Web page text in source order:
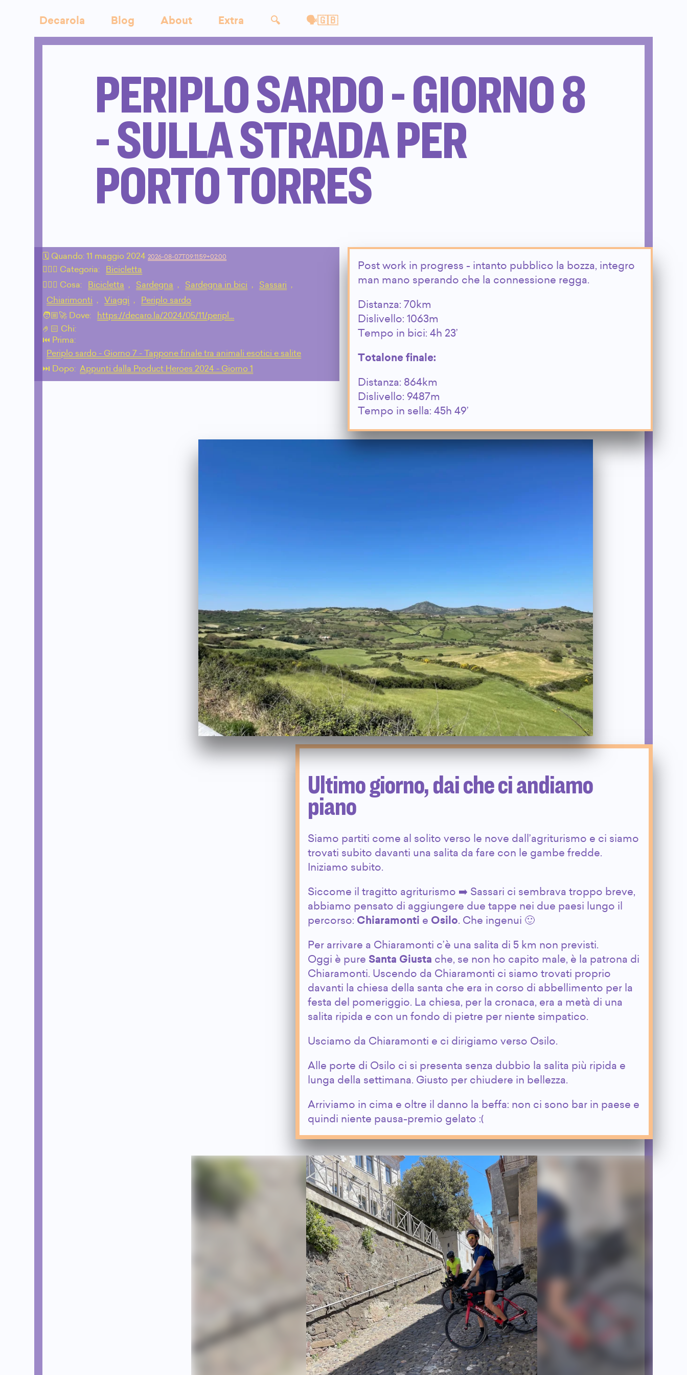
Decarola Blog About Extra 🔍 🗣🇬🇧
PERIPLO SARDO - GIORNO 8
- SULLA STRADA PER
PORTO TORRES
🗓 Quando:11 maggio 2024 2026-08-07T09:11:59+02:00
🙇🏻‍♂️ Categoria:
Bicicletta
💁🏼‍♂️ Cosa:
Bicicletta , Sardegna , Sardegna in bici , Sassari
,
Chiarimonti
, Viaggi ,
Periplo sardo
🧑🏼‍🚀 Dove:
https://decaro.la/2024/05/11/peripl…
🤌🏻 Chi:
⏮️ Prima:
Periplo sardo - Giorno 7 - Tappone finale tra animali esotici e salite
⏭️ Dopo: Appunti dalla Product Heroes 2024 - Giorno 1
Post work in progress - intanto pubblico la bozza, integro
man mano sperando che la connessione regga.
Distanza: 70km
Dislivello: 1063m
Tempo in bici: 4h 23’
Totalone finale:
Distanza: 864km
Dislivello: 9487m
Tempo in sella: 45h 49’
Ultimo giorno, dai che ci andiamo
piano
Siamo partiti come al solito verso le nove dall’agriturismo e ci siamo
trovati subito davanti una salita da fare con le gambe fredde.
Iniziamo subito.
Siccome il tragitto agriturismo ➡️ Sassari ci sembrava troppo breve,
abbiamo pensato di aggiungere due tappe nei due paesi lungo il
percorso: Chiaramonti e Osilo. Che ingenui 🙂
Per arrivare a Chiaramonti c’è una salita di 5 km non previsti.
Oggi è pure Santa Giusta che, se non ho capito male, è la patrona di
Chiaramonti. Uscendo da Chiaramonti ci siamo trovati proprio
davanti la chiesa della santa che era in corso di abbellimento per la
festa del pomeriggio. La chiesa, per la cronaca, era a metà di una
salita ripida e con un fondo di pietre per niente simpatico.
Usciamo da Chiaramonti e ci dirigiamo verso Osilo.
Alle porte di Osilo ci si presenta senza dubbio la salita più ripida e
lunga della settimana. Giusto per chiudere in bellezza.
Arriviamo in cima e oltre il danno la beffa: non ci sono bar in paese e
quindi niente pausa-premio gelato :(